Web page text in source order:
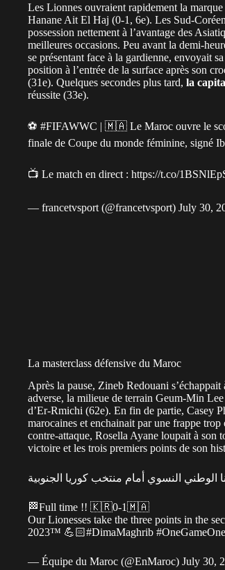
Les Lionnes ouvraient rapidement la
Hanane Ait El Haj (0-1, 6e). Les Sud-
possession nettement à l’avantage des
meilleures occasions. Peu avant la demi-
se présentant face à la gardienne, envoyait
position à l’entrée de la surface après son
(31e). Quelques secondes plus tard, la
réussite (33e).
⚽ #FIFAWWC | 🇲🇦 Le Maroc ouvre le
finale de Coupe du monde féminine, signé
📺 Le match en direct : https://t.co/
— francetvsport (@francetvsport) July 30,
La masterclass défensive du Maroc
Après la pause, Zineb Redouani
adverse, la milieue de terrain Geum-Min
d’Er-Rmichi (62e). En fin de partie, Casey
marocaines et enchainait par une frappe
contre-attaque, Rosella Ayane loupait à son
victoire et les trois premiers points de son
🏁Full time !! 🇰🇷0-1🇲🇦
Our Lionesses take the three points in the
2023™ 💪🏻#DimaMaghrib
— Équipe du Maroc (@EnMaroc) July 30,